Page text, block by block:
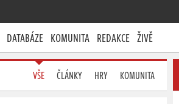
DATABÁZE KOMUNITA REDAKCE ŽIVĚ
VŠE ČLÁNKY HRY KOMUNITA